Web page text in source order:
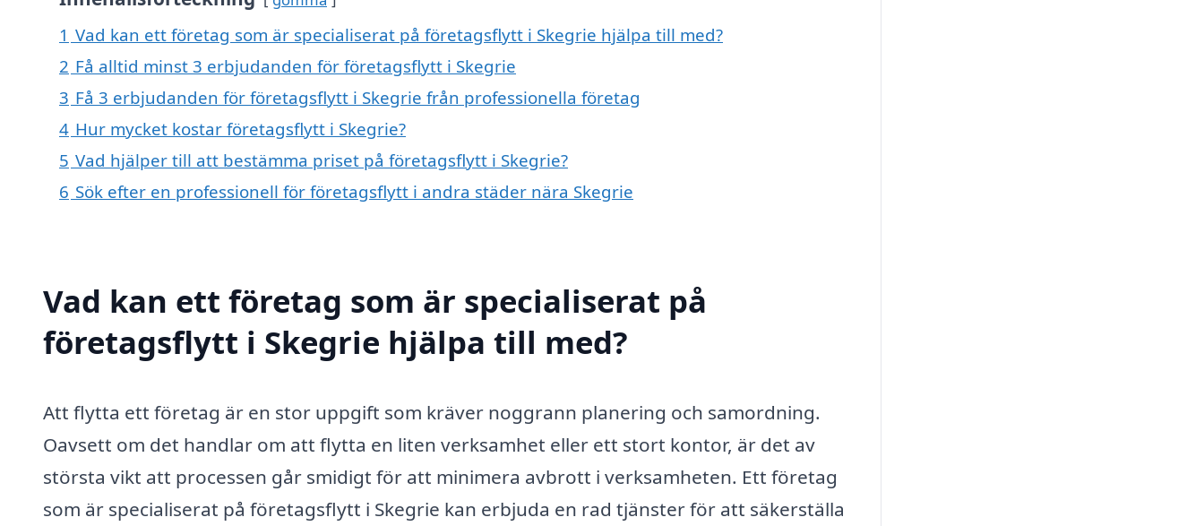
1 Vad kan ett företag som är specialiserat på företagsflytt i Skegrie hjälpa till med?
2 Få alltid minst 3 erbjudanden för företagsflytt i Skegrie
3 Få 3 erbjudanden för företagsflytt i Skegrie från professionella företag
4 Hur mycket kostar företagsflytt i Skegrie?
5 Vad hjälper till att bestämma priset på företagsflytt i Skegrie?
6 Sök efter en professionell för företagsflytt i andra städer nära Skegrie
Vad kan ett företag som är specialiserat på
företagsflytt i Skegrie hjälpa till med?
Att flytta ett företag är en stor uppgift som kräver noggrann planering och samordning.
Oavsett om det handlar om att flytta en liten verksamhet eller ett stort kontor, är det av
största vikt att processen går smidigt för att minimera avbrott i verksamheten. Ett företag
som är specialiserat på företagsflytt i Skegrie kan erbjuda en rad tjänster för att säkerställa